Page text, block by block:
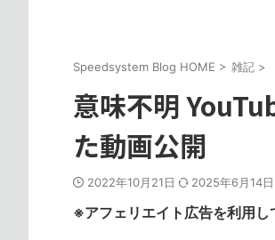
Speedsystem Blog HOME > 雑記 >
意味不明
た動画公開
2022年10月21日 2025年6月14日
※アフェリエイト広告を利用し